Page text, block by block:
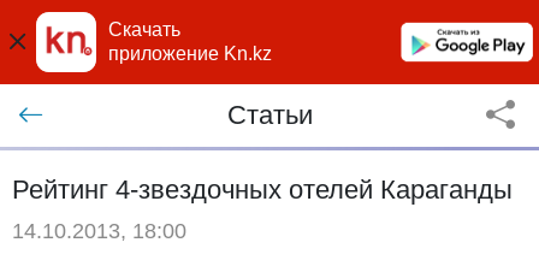
Скачать
приложение Kn.kz
Статьи
Рейтинг 4-звездочных отелей Караганды
14.10.2013, 18:00